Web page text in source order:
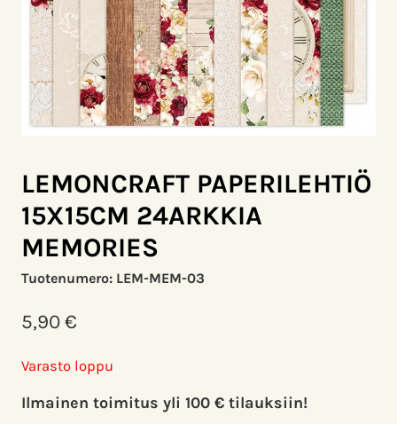
LEMONCRAFT PAPERILEHTIÖ
15X15CM 24ARKKIA
MEMORIES
Tuotenumero: LEM-MEM-03
5,90€
Varasto loppu
Ilmainen toimitus yli 100 € tilauksiin!